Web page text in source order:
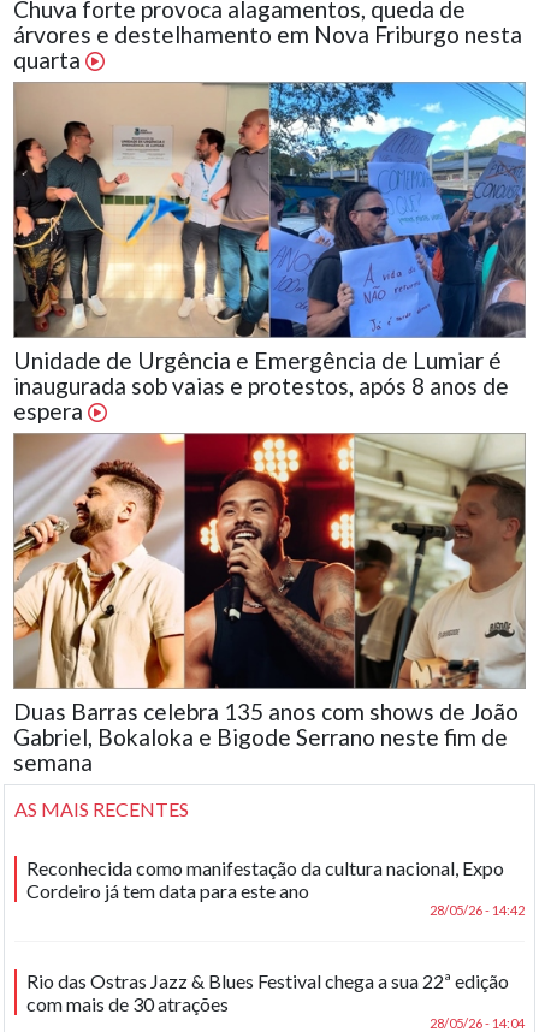
Chuva forte provoca alagamentos, queda de
árvores e destelhamento em Nova Friburgo nesta
quarta
Unidade de Urgência e Emergência de Lumiar é
inaugurada sob vaias e protestos, após 8 anos de
espera
Duas Barras celebra 135 anos com shows de João
Gabriel, Bokaloka e Bigode Serrano neste fim de
semana
AS MAIS RECENTES
Reconhecida como manifestação da cultura nacional, Expo
Cordeiro já tem data para este ano
28/05/26 - 14:42
Rio das Ostras Jazz & Blues Festival chega a sua 22ª edição
com mais de 30 atrações
28/05/26 - 14:04